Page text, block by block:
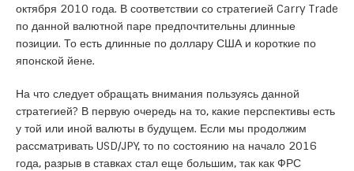
октября 2010 года. В соответствии со стратегией Carry Trade
по данной валютной паре предпочтительны длинные
позиции. То есть длинные по доллару США и короткие по
японской йене.
На что следует обращать внимания пользуясь данной
стратегией? В первую очередь на то, какие перспективы есть
у той или иной валюты в будущем. Если мы продолжим
рассматривать USD/JPY, то по состоянию на начало 2016
года, разрыв в ставках стал еще большим, так как ФРС